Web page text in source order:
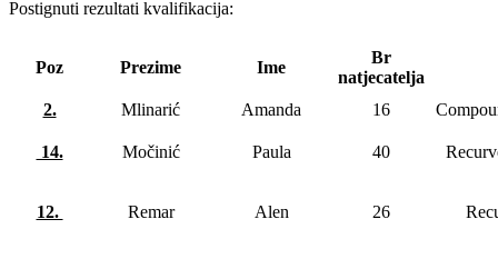
Postignuti rezultati kvalifikacija:
Poz Prezime Ime
Br
natjecatelja
2.
Mlinarić Amanda 16
14. Močinić Paula 40
12. Remar Alen 26